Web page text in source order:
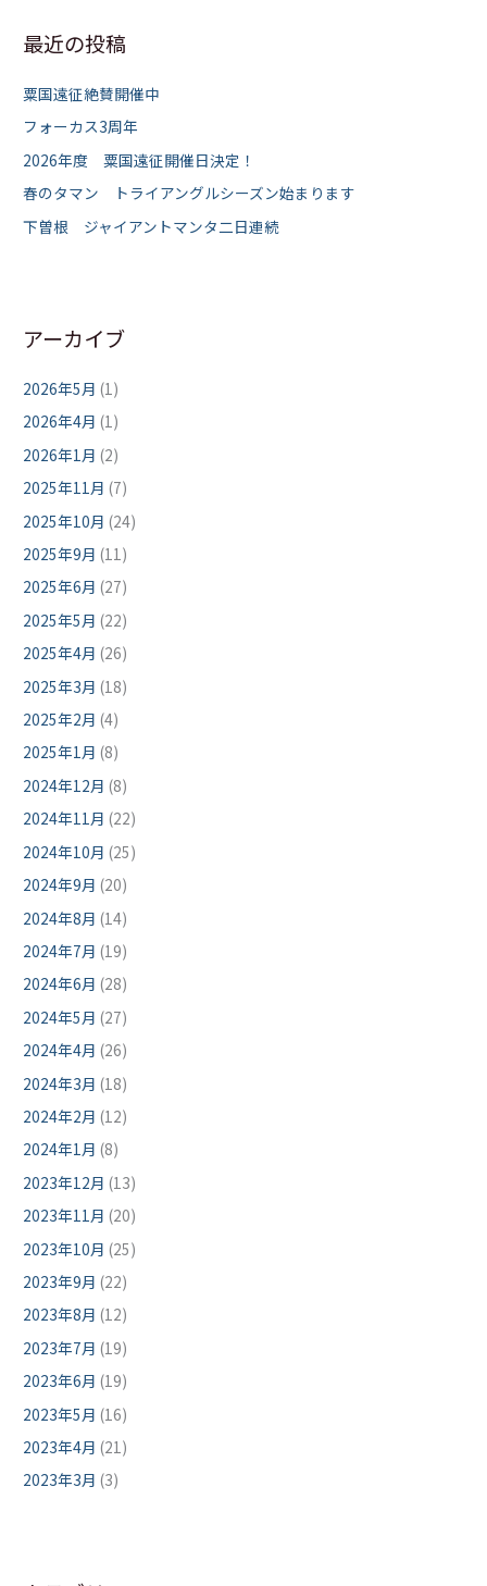
:最近の投稿
粟国遠征絶賛開催中
フォーカス3周年
2026年度 粟国遠征開催日決定！
春のタマン トライアングルシーズン始まります
下曽根 ジャイアントマンタ二日連続
アーカイブ
2026年5月 (1)
2026年4月 (1)
2026年1月 (2)
2025年11月 (7)
2025年10月 (24)
2025年9月 (11)
2025年6月 (27)
2025年5月 (22)
2025年4月 (26)
2025年3月 (18)
2025年2月 (4)
2025年1月 (8)
2024年12月 (8)
2024年11月 (22)
2024年10月 (25)
2024年9月 (20)
2024年8月 (14)
2024年7月 (19)
2024年6月 (28)
2024年5月 (27)
2024年4月 (26)
2024年3月 (18)
2024年2月 (12)
2024年1月 (8)
2023年12月 (13)
2023年11月 (20)
2023年10月 (25)
2023年9月 (22)
2023年8月 (12)
2023年7月 (19)
2023年6月 (19)
2023年5月 (16)
2023年4月 (21)
2023年3月 (3)